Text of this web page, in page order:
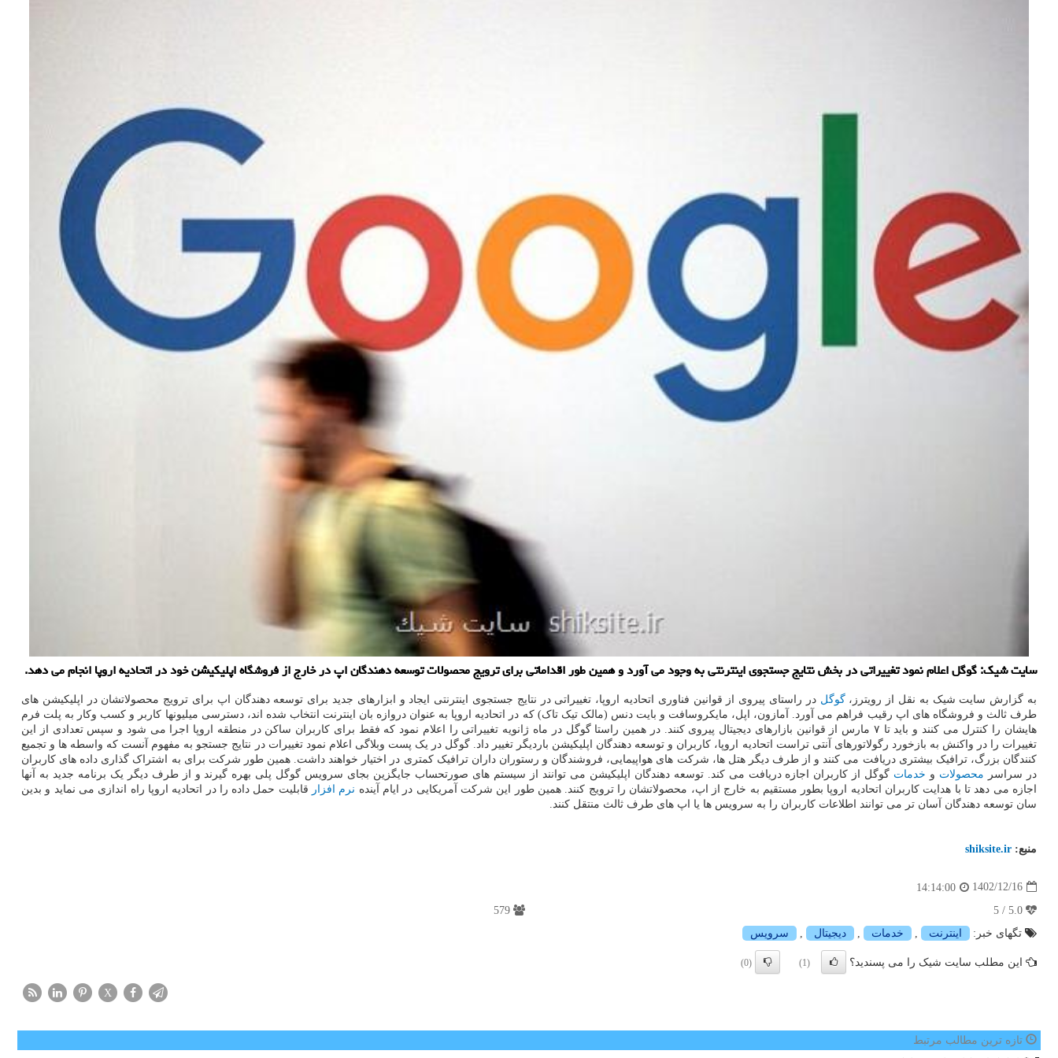
سایت شیک: گوگل اعلام نمود تغییراتی در بخش نتایج جستجوی اینترنتی به وجود می آورد و همین طور اقداماتی برای ترویج محصولات توسعه دهندگان اپ در خارج از فروشگاه اپلیکیشن خود در اتحادیه اروپا انجام می دهد.
به گزارش سایت شیک به نقل از رویترز،گوگل در راستای پیروی از قوانین فناوری اتحادیه اروپا، تغییراتی در نتایج جستجوی اینترنتی ایجاد و ابزارهای جدید برای توسعه دهندگان اپ برای ترویج محصولاتشان در اپلیکیشن های
طرف ثالث و فروشگاه های اپ رقیب فراهم می آورد. آمازون، اپل، مایکروسافت و بایت دنس (مالک تیک تاک) که در اتحادیه اروپا به عنوان دروازه بان اینترنت انتخاب شده اند، دسترسی میلیونها کاربر و کسب وکار به پلت فرم
هایشان را کنترل می کنند و باید تا ۷ مارس از قوانین بازارهای دیجیتال پیروی کنند. در همین راستا گوگل در ماه ژانویه تغییراتی را اعلام نمود که فقط برای کاربران ساکن در منطقه اروپا اجرا می شود و سپس تعدادی از این
تغییرات را در واکنش به بازخورد رگولاتورهای آنتی تراست اتحادیه اروپا، کاربران و توسعه دهندگان اپلیکیشن باردیگر تغییر داد. گوگل در یک پست وبلاگی اعلام نمود تغییرات در نتایج جستجو به مفهوم آنست که واسطه ها و تجمیع
کنندگان بزرگ، ترافیک بیشتری دریافت می کنند و از طرف دیگر هتل ها، شرکت های هواپیمایی، فروشندگان و رستوران داران ترافیک کمتری در اختیار خواهند داشت. همین طور شرکت برای به اشتراک گذاری داده های کاربران
در سراسر محصولات و خدمات گوگل از کاربران اجازه دریافت می کند. توسعه دهندگان اپلیکیشن می توانند از سیستم های صورتحساب جایگزین بجای سرویس گوگل پلی بهره گیرند و از طرف دیگر یک برنامه جدید به آنها
اجازه می دهد تا با هدایت کاربران اتحادیه اروپا بطور مستقیم به خارج از اپ، محصولاتشان را ترویج کنند. همین طور این شرکت آمریکایی در ایام آینده نرم افزار قابلیت حمل داده را در اتحادیه اروپا راه اندازی می نماید و بدین
سان توسعه دهندگان آسان تر می توانند اطلاعات کاربران را به سرویس ها یا اپ های طرف ثالث منتقل کنند.
منبع: shiksite.ir
1402/12/16
14:14:00
تگهای خبر:
اینترنت , خدمات , دیجیتال , سرویس
این مطلب سایت شیک را می پسندید؟ (1)
(0)
X
تازه ترین مطالب مرتبط